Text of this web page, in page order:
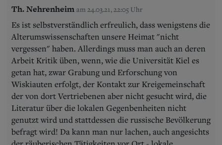
Th. Nehrenheim am 24.03.21, 22:05 Uhr
Es ist selbstverständlich erfreulich, dass wenigstens die
Alterumswissenschaften unsere Heimat "nicht
vergessen" haben. Allerdings muss man auch an deren
Arbeit Kritik üben, wenn, wie die Universität Kiel es
getan hat, zwar Grabung und Erforschung von
Wiskiauten erfolgt, der Kontakt zur Kreigemeinschaft
der von dort Vertriebenen aber nicht gesucht wird, die
Literatur über die lokalen Gegenbenheiten nicht
genutzt wird und stattdessen die russische Bevölkerung
befragt wird! Da kann man nur lachen, auch angesichts